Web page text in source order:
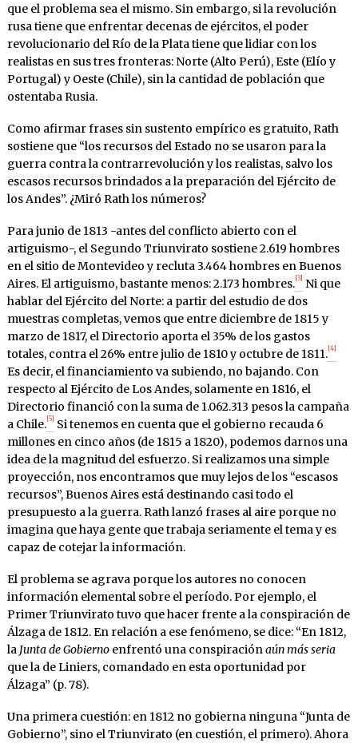
que el problema sea el mismo. Sin embargo, si la revolución
rusa tiene que enfrentar decenas de ejércitos, el poder
revolucionario del Río de la Plata tiene que lidiar con los
realistas en sus tres fronteras: Norte (Alto Perú), Este (Elío y
Portugal) y Oeste (Chile), sin la cantidad de población que
ostentaba Rusia.
Como afirmar frases sin sustento empírico es gratuito, Rath
sostiene que “los recursos del Estado no se usaron para la
guerra contra la contrarrevolución y los realistas, salvo los
escasos recursos brindados a la preparación del Ejército de
los Andes”. ¿Miró Rath los números?
Para junio de 1813 -antes del conflicto abierto con el
artiguismo-, el Segundo Triunvirato sostiene 2.619 hombres
en el sitio de Montevideo y recluta 3.464 hombres en Buenos
Aires. El artiguismo, bastante menos: 2.173 hombres. [3] Ni que
hablar del Ejército del Norte: a partir del estudio de dos
muestras completas, vemos que entre diciembre de 1815 y
marzo de 1817, el Directorio aporta el 35% de los gastos
totales, contra el 26% entre julio de 1810 y octubre de 1811. [4]
Es decir, el financiamiento va subiendo, no bajando. Con
respecto al Ejército de Los Andes, solamente en 1816, el
Directorio financió con la suma de 1.062.313 pesos la campaña
a Chile. [5] Si tenemos en cuenta que el gobierno recauda 6
millones en cinco años (de 1815 a 1820), podemos darnos una
idea de la magnitud del esfuerzo. Si realizamos una simple
proyección, nos encontramos que muy lejos de los “escasos
recursos”, Buenos Aires está destinando casi todo el
presupuesto a la guerra. Rath lanzó frases al aire porque no
imagina que haya gente que trabaja seriamente el tema y es
capaz de cotejar la información.
El problema se agrava porque los autores no conocen
información elemental sobre el período. Por ejemplo, el
Primer Triunvirato tuvo que hacer frente a la conspiración de
Álzaga de 1812. En relación a ese fenómeno, se dice: “En 1812,
la Junta de Gobiernoenfrentó una conspiraciónaún más seria
que la de Liniers, comandado en esta oportunidad por
Álzaga” (p. 78).
Una primera cuestión: en 1812 no gobierna ninguna “Junta de
Gobierno”, sino el Triunvirato (en cuestión, el primero). Ahora